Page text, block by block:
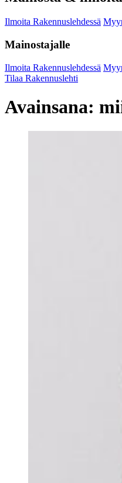
Ilmoita Rakennuslehdessä
Mainostajalle
Ilmoita Rakennuslehdessä
Tilaa Rakennuslehti
Avainsana: